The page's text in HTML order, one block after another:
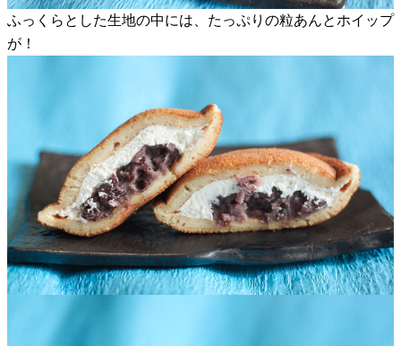
ふっくらとした生地の中には、たっぷりの粒あんとホイップ
が！